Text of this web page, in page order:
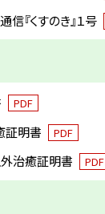
『くすのき』１号
PDF
証明書 PDF
外治癒証明書 PDF